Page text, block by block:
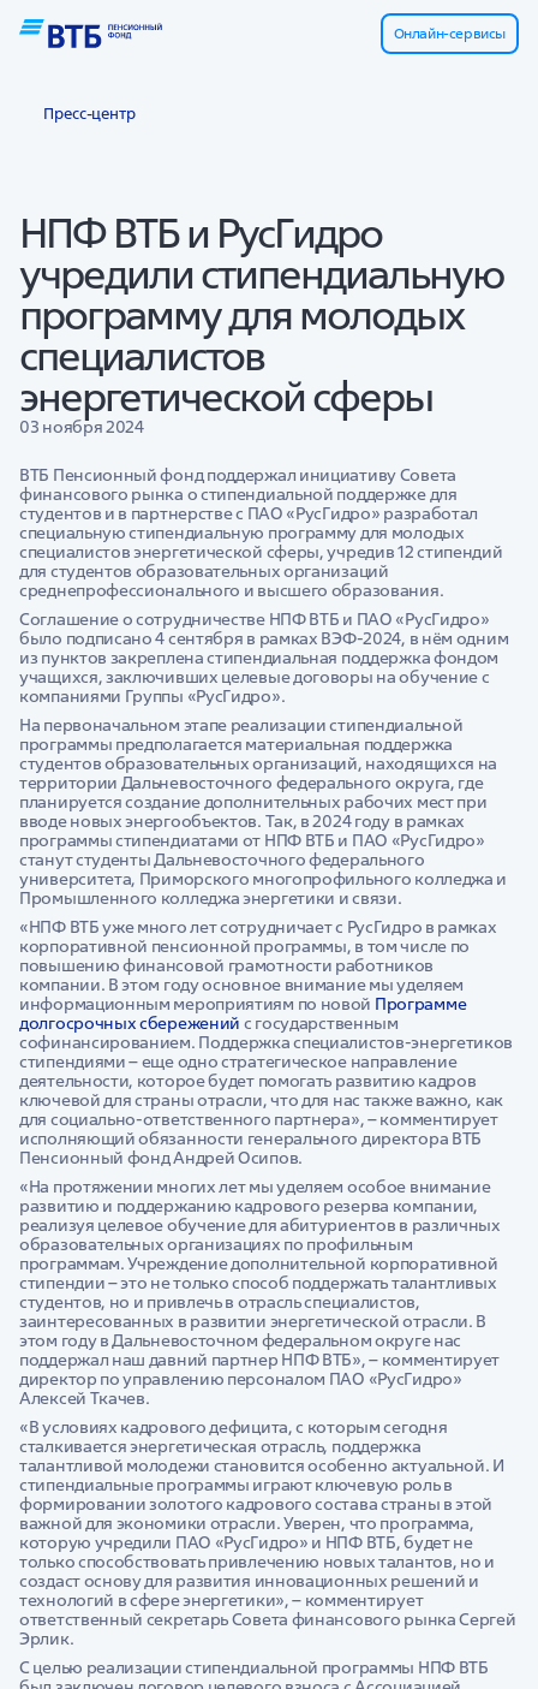
Онлайн-сервисы
Пресс-центр
НПФ ВТБ и РусГидро
учредили стипендиальную
программу для молодых
специалистов
энергетической сферы
03 ноября 2024
ВТБ Пенсионный фонд поддержал инициативу Совета
финансового рынка о стипендиальной поддержке для
студентов и в партнерстве с ПАО «РусГидро» разработал
специальную стипендиальную программу для молодых
специалистов энергетической сферы, учредив 12 стипендий
для студентов образовательных организаций
среднепрофессионального и высшего образования.
Соглашение о сотрудничестве НПФ ВТБ и ПАО «РусГидро»
было подписано 4 сентября в рамках ВЭФ-2024, в нём одним
из пунктов закреплена стипендиальная поддержка фондом
учащихся, заключивших целевые договоры на обучение с
компаниями Группы «РусГидро».
На первоначальном этапе реализации стипендиальной
программы предполагается материальная поддержка
студентов образовательных организаций, находящихся на
территории Дальневосточного федерального округа, где
планируется создание дополнительных рабочих мест при
вводе новых энергообъектов. Так, в 2024 году в рамках
программы стипендиатами от НПФ ВТБ и ПАО «РусГидро»
станут студенты Дальневосточного федерального
университета, Приморского многопрофильного колледжа и
Промышленного колледжа энергетики и связи.
«НПФ ВТБ уже много лет сотрудничает с РусГидро в рамках
корпоративной пенсионной программы, в том числе по
повышению финансовой грамотности работников
компании. В этом году основное внимание мы уделяем
информационным мероприятиям по новой Программе
долгосрочных сбережений с государственным
софинансированием. Поддержка специалистов-энергетиков
стипендиями – еще одно стратегическое направление
деятельности, которое будет помогать развитию кадров
ключевой для страны отрасли, что для нас также важно, как
для социально-ответственного партнера», – комментирует
исполняющий обязанности генерального директора ВТБ
Пенсионный фонд Андрей Осипов.
«На протяжении многих лет мы уделяем особое внимание
развитию и поддержанию кадрового резерва компании,
реализуя целевое обучение для абитуриентов в различных
образовательных организациях по профильным
программам. Учреждение дополнительной корпоративной
стипендии – это не только способ поддержать талантливых
студентов, но и привлечь в отрасль специалистов,
заинтересованных в развитии энергетической отрасли. В
этом году в Дальневосточном федеральном округе нас
поддержал наш давний партнер НПФ ВТБ», – комментирует
директор по управлению персоналом ПАО «РусГидро»
Алексей Ткачев.
«В условиях кадрового дефицита, с которым сегодня
сталкивается энергетическая отрасль, поддержка
талантливой молодежи становится особенно актуальной. И
стипендиальные программы играют ключевую роль в
формировании золотого кадрового состава страны в этой
важной для экономики отрасли. Уверен, что программа,
которую учредили ПАО «РусГидро» и НПФ ВТБ, будет не
только способствовать привлечению новых талантов, но и
создаст основу для развития инновационных решений и
технологий в сфере энергетики», – комментирует
ответственный секретарь Совета финансового рынка Сергей
Эрлик.
С целью реализации стипендиальной программы НПФ ВТБ